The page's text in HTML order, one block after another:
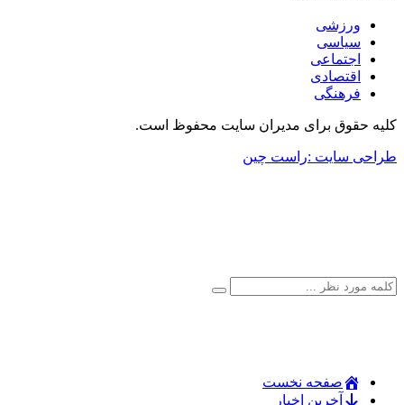
ورزشی
سیاسی
اجتماعی
اقتصادی
فرهنگی
کلیه حقوق برای مدیران سایت محفوظ است.
طراحی سایت :راست چین
صفحه نخست
آخرین اخبار